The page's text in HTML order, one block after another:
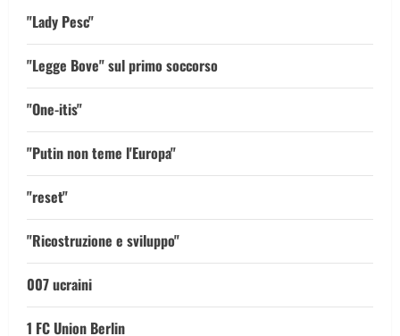
"Lady Pesc"
"Legge Bove" sul primo soccorso
"One-itis"
"Putin non teme l'Europa"
"reset"
"Ricostruzione e sviluppo"
007 ucraini
1 FC Union Berlin